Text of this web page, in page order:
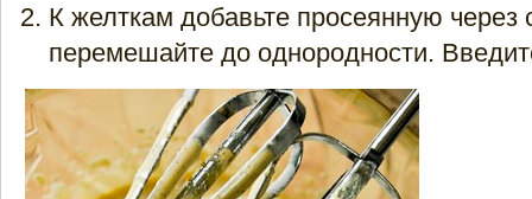
К желткам добавьте просеянную через
перемешайте до однородности.